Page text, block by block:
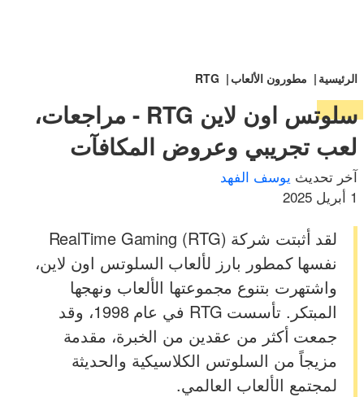
الرئيسية مطورون الألعاب RTG
سلوتس اون لاين RTG - مراجعات،
لعب تجريبي وعروض المكافآت
آخر تحديث يوسف الفهد
1 أبريل 2025
لقد أثبتت شركة RealTime Gaming (RTG)
نفسها كمطور بارز لألعاب السلوتس اون لاين،
واشتهرت بتنوع مجموعتها الألعاب ونهجها
المبتكر. تأسست RTG في عام 1998، وقد
جمعت أكثر من عقدين من الخبرة، مقدمة
مزيجاً من السلوتس الكلاسيكية والحديثة
لمجتمع الألعاب العالمي.